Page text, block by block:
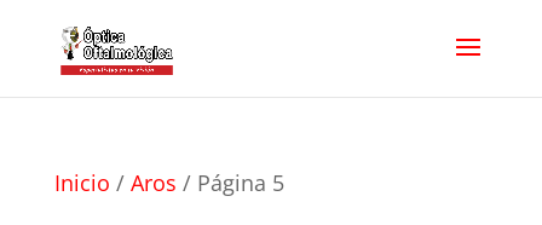
Inicio / Aros / Página 5